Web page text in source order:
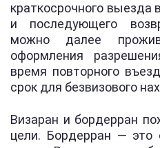
краткосрочного выезда
и последующего
можно далее
оформления
время повторного
срок для безвизового
Визаран и бордерран
цели. Бордерран — это